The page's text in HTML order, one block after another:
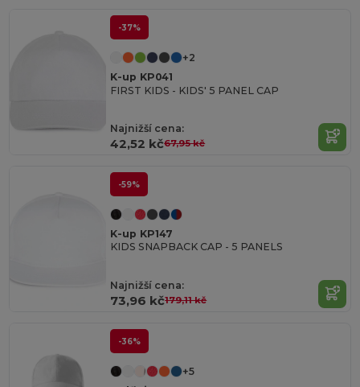
-37%
+2
K-up KP041
FIRST KIDS - KIDS' 5 PANEL CAP
Najnižší cena:
42,52 kč67,95 kč
-59%
K-up KP147
KIDS SNAPBACK CAP - 5 PANELS
Najnižší cena:
73,96 kč179,11 kč
-36%
+5